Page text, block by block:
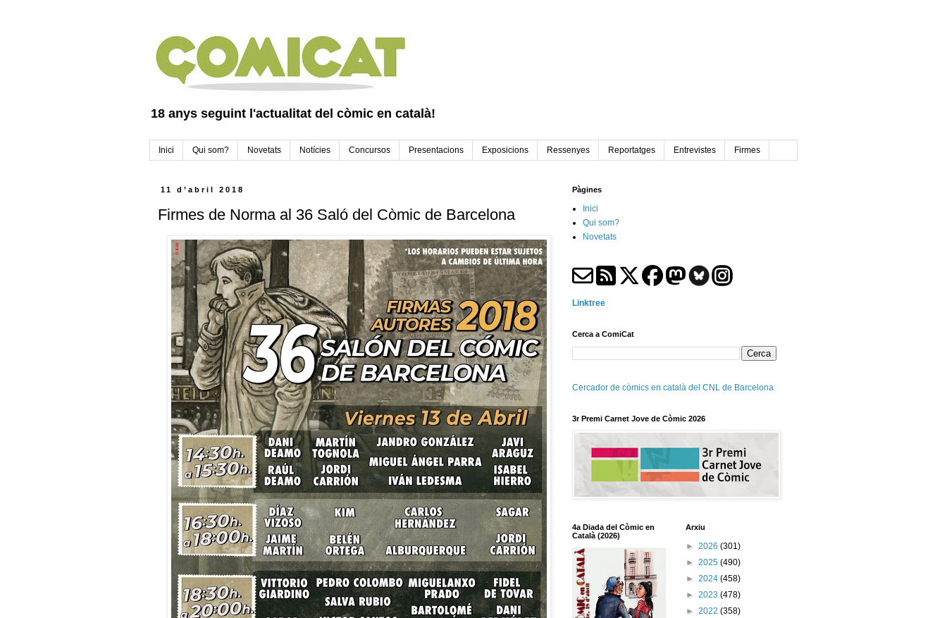
18 anys seguint l'actualitat del còmic en català!
Inici Qui som? Novetats Notícies Concursos Presentacions Exposicions Ressenyes Reportatges Entrevistes Firmes
11 d’abril 2018
Firmes de Norma al 36 Saló del Còmic de Barcelona
Pàgines
Inici
Qui som?
Novetats
Linktree
Cerca a ComiCat
Cercador de còmics en català del CNL de Barcelona
3r Premi Carnet Jove de Còmic 2026
4a Diada del Còmic en
Català (2026)
Arxiu
► 2026 (301)
► 2025 (490)
► 2024 (458)
► 2023 (478)
► 2022 (358)